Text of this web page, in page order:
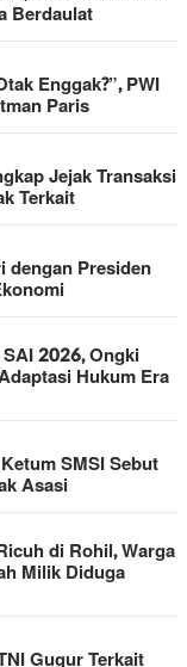
Berdaulat
Enggak?”, PWI
Paris
Jejak Transaksi
Terkait
dengan Presiden
2026, Ongki
Hukum Era
SMSI Sebut
Asasi
di Rohil, Warga
Milik Diduga